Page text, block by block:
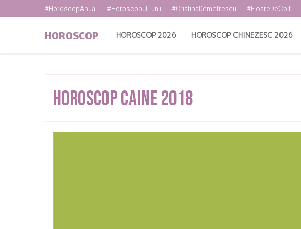
#HoroscopAnual #HoroscopulLunii #CristinaDemetrescu #FloareDeColt
HOROSCOP HOROSCOP 2026 HOROSCOP CHINEZESC 2026
Horoscop Caine 2018